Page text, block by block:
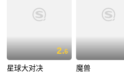
2.6
星球大对决 魔兽